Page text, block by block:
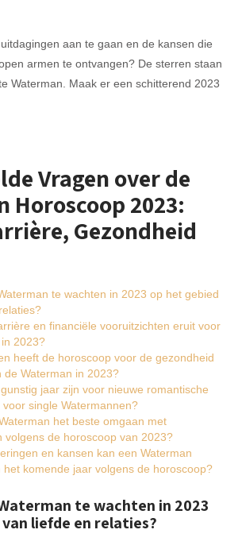
aan te gaan en de kansen die
armen te ontvangen? De sterren staan
Waterman. Maak er een schitterend 2023
Vragen over de
Horoscoop 2023:
Gezondheid
te wachten in 2023 op het gebied
en financiële vooruitzichten eruit voor
2023?
heeft de horoscoop voor de gezondheid
de Waterman in 2023?
jaar zijn voor nieuwe romantische
single Watermannen?
het beste omgaan met
volgens de horoscoop van 2023?
en kansen kan een Waterman
het komende jaar volgens de horoscoop?
te wachten in 2023
liefde en relaties?